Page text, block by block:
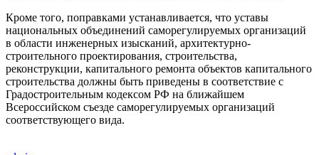
Кроме того, поправками устанавливается, что уставы
национальных объединений саморегулируемых организаций
в области инженерных изысканий, архитектурно-
строительного проектирования, строительства,
реконструкции, капитального ремонта объектов капитального
строительства должны быть приведены в соответствие с
Градостроительным кодексом РФ на ближайшем
Всероссийском съезде саморегулируемых организаций
соответствующего вида.